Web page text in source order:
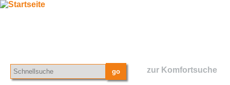
zur Komfortsuche